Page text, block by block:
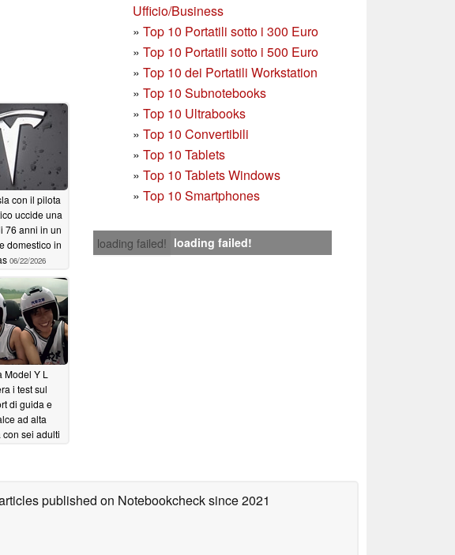
Ufficio/Business
» Top 10 Portatili sotto i 300 Euro
» Top 10 Portatili sotto i 500 Euro
» Top 10 dei Portatili Workstation
» Top 10 Subnotebooks
» Top 10 Ultrabooks
» Top 10 Convertibili
» Top 10 Tablets
» Top 10 Tablets Windows
» Top 10 Smartphones
loading failed! loading failed!
con il pilota
uccide una
76 anni in un
domestico in
06/22/2026
Model Y L
i test sul
di guida e
ad alta
con sei adulti
published on Notebookchecksince 2021